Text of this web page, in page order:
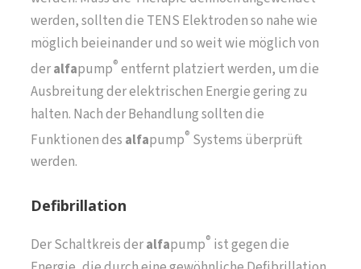
werden, sollten die TENS Elektroden so nahe wie
möglich beieinander und so weit wie möglich von
deralfapump® entfernt platziert werden, um die
Ausbreitung der elektrischen Energie gering zu
halten. Nach der Behandlung sollten die
Funktionen des alfapump® Systems überprüft
werden.
Defibrillation
Der Schaltkreis deralfapump® ist gegen die